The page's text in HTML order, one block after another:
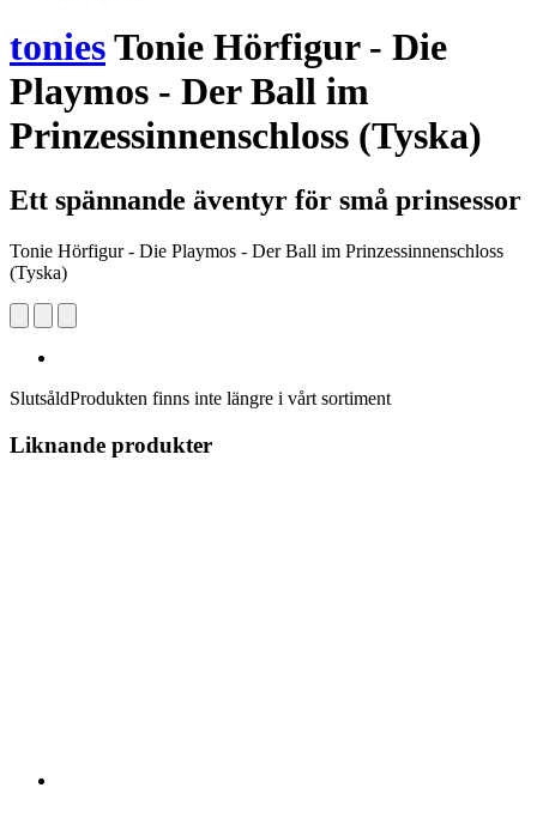
toniesTonie Hörfigur - Die
Playmos - Der Ball im
Prinzessinnenschloss (Tyska)
Ett spännande äventyr för små prinsessor
Tonie Hörfigur - Die Playmos - Der Ball im Prinzessinnenschloss
(Tyska)
SlutsåldProdukten finns inte längre i vårt sortiment
Liknande produkter